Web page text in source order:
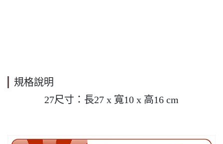
規格說明
27尺寸：長27 x 寬10 x 高16 cm